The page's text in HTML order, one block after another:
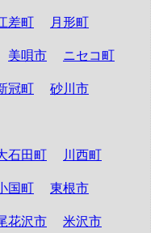
差町 月形町
美唄市 ニセコ町
冠町 砂川市
石田町 川西町
国町 東根市
花沢市 米沢市